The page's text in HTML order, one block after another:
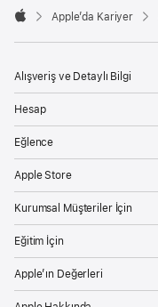

Apple’da Kariyer
Alışveriş ve Detaylı Bilgi
Hesap
Eğlence
Apple Store
Kurumsal Müşteriler İçin
Eğitim İçin
Apple’ın Değerleri